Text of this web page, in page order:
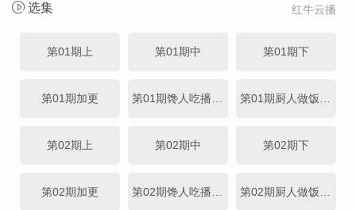
红牛云播
选集
第01期上 第01期中 第01期下
第01期加更
第02期上 第02期中 第02期下
第02期加更